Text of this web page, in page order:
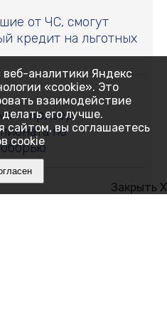
от ЧС, смогут
кредит на льготных
— призёр
по
Закрыть X
веб-аналитики Яндекс
«cookie». Это
взаимодействие
его лучше.
сайтом, вы соглашаетесь
cookie